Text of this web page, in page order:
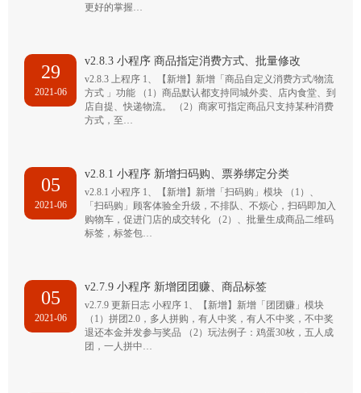
更好的掌握…
29
2021-06
v2.8.3 小程序 商品指定消费方式、批量修改
v2.8.3 上程序 1、【新增】新增「商品自定义消费方式/物流
方式 」功能 （1）商品默认都支持同城外卖、店内食堂、到
店自提、快递物流。 （2）商家可指定商品只支持某种消费
方式，至…
05
2021-06
v2.8.1 小程序 新增扫码购、票券绑定分类
v2.8.1 小程序 1、【新增】新增「扫码购」模块 （1）、
「扫码购」顾客体验全升级，不排队、不烦心，扫码即加入
购物车，促进门店的成交转化 （2）、批量生成商品二维码
标签，标签包…
05
2021-06
v2.7.9 小程序 新增团团赚、商品标签
v2.7.9 更新日志 小程序 1、【新增】新增「团团赚」模块
（1）拼团2.0，多人拼购，有人中奖，有人不中奖，不中奖
退还本金并发参与奖品 （2）玩法例子：鸡蛋30枚，五人成
团，一人拼中…